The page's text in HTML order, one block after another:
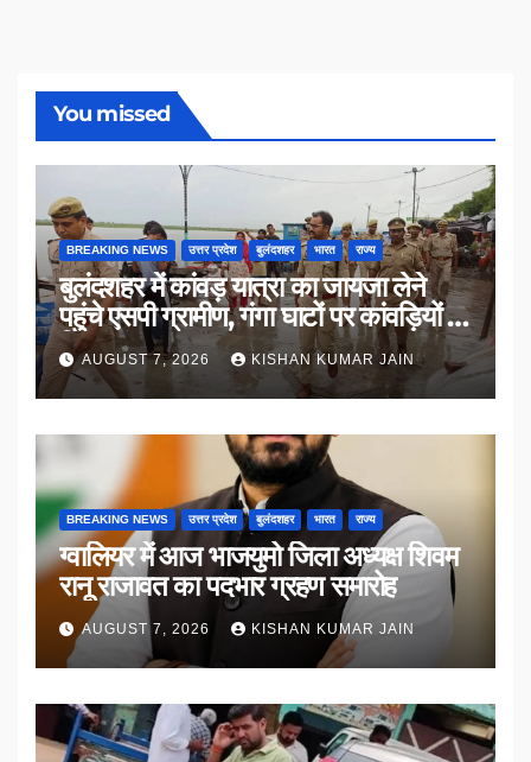
You missed
BREAKING NEWS उत्तर प्रदेश बुलंदशहर भारत राज्य
बुलंदशहर में कांवड़ यात्रा का जायजा लेने
पहुंचे एसपी ग्रामीण, गंगा घाटों पर कांवड़ियों से
किया संवाद
AUGUST 7, 2026 KISHAN KUMAR JAIN
BREAKING NEWS उत्तर प्रदेश बुलंदशहर भारत राज्य
ग्वालियर में आज भाजयुमो जिला अध्यक्ष शिवम
रानू राजावत का पदभार ग्रहण समारोह
AUGUST 7, 2026 KISHAN KUMAR JAIN